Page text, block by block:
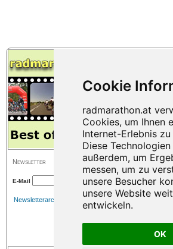
OK
Newsletter
E-Mail
Newsletterarchiv